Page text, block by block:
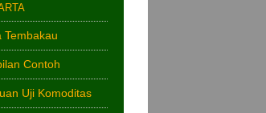
Tembakau
Contoh
Uji Komoditas